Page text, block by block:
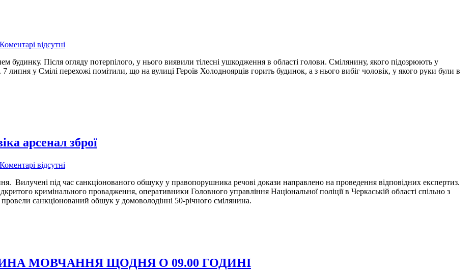
Коментарі відсутні
будинку. Після огляду потерпілого, у нього виявили тілесні ушкодження в області голови. Смілянину, якого підозрюють у
липня у Смілі перехожі помітили, що на вулиці Героїв Холодноярців горить будинок, а з нього вибіг чоловік, у якого руки були в
арсенал зброї
Коментарі відсутні
Вилучені під час санкціонованого обшуку у правопорушника речові докази направлено на проведення відповідних експертиз.
кримінального провадження, оперативники Головного управління Національної поліції в Черкаській області спільно з
санкціонований обшук у домоволодінні 50-річного смілянина.
МОВЧАННЯ ЩОДНЯ О 09.00 ГОДИНІ